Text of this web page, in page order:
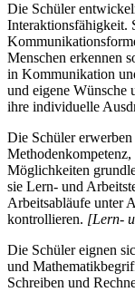
Die Schüler
Interaktionsfähigkeit.
Menschen erkennen
in Kommunikation
und eigene Wünsche
ihre individuelle
Die Schüler
Möglichkeiten
sie Lern- und
Arbeitsabläufe unter
kontrollieren. [Lern-
Die Schüler eignen
und
Schreiben und